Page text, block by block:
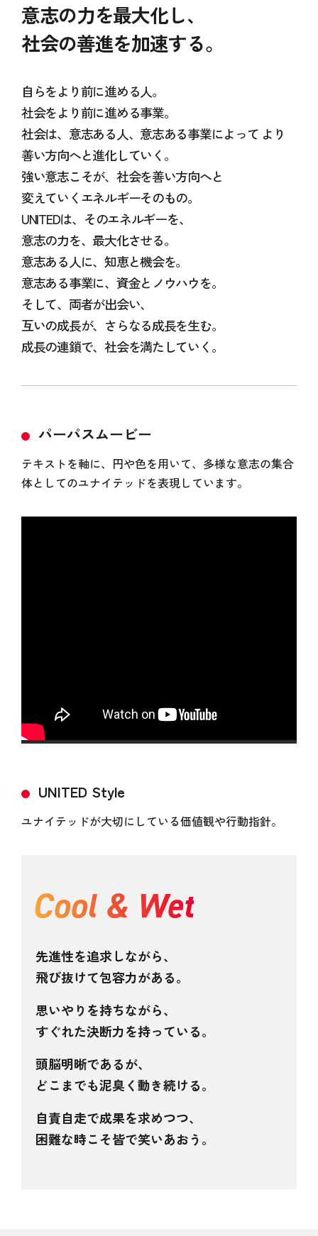
意志の力を最大化し、
社会の善進を加速する。
自らをより前に進める人。
社会をより前に進める事業。
社会は、意志ある人、意志ある事業によって より
善い方向へと進化していく。
強い意志こそが、社会を善い方向へと
変えていくエネルギーそのもの。
UNITEDは、そのエネルギーを、
意志の力を、最大化させる。
意志ある人に、知恵と機会を。
意志ある事業に、資金とノウハウを。
そして、両者が出会い、
互いの成長が、さらなる成長を生む。
成長の連鎖で、社会を満たしていく。
パーパスムービー
テキストを軸に、円や色を用いて、多様な意志の集合
体としてのユナイテッドを表現しています。
UNITED Style
ユナイテッドが大切にしている価値観や行動指針。
Cool & Wet
先進性を追求しながら、
飛び抜けて包容力がある。
思いやりを持ちながら、
すぐれた決断力を持っている。
頭脳明晰であるが、
どこまでも泥臭く動き続ける。
自責自走で成果を求めつつ、
困難な時こそ皆で笑いあおう。